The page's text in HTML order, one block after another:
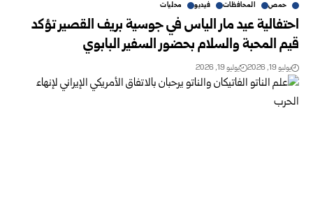
حمص المحافظات فيديو محليات
‏احتفالية عيد مار الياس في جوسية بريف القصير تؤكد
قيم المحبة والسلام بحضور السفير البابوي
يوليو 19, 2026 يوليو 19, 2026